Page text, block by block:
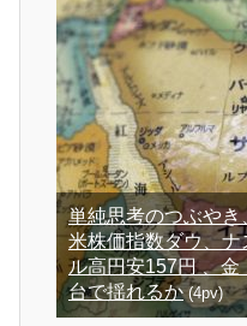
単純思考のつぶやき
米株価指数ダウ、ナ
ル高円安157円 、金
台で揺れるか(4pv)